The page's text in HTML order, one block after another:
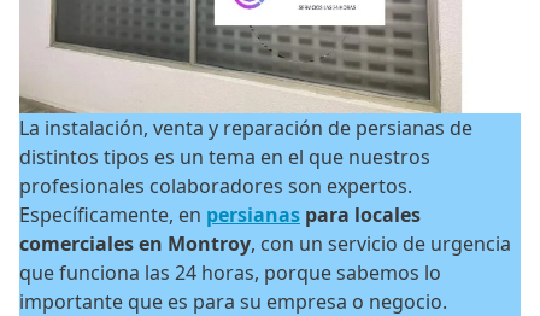
La instalación, venta y reparación de persianas de
distintos tipos es un tema en el que nuestros
profesionales colaboradores son expertos.
Específicamente, en persianas para locales
comerciales en Montroy, con un servicio de urgencia
que funciona las 24 horas, porque sabemos lo
importante que es para su empresa o negocio.